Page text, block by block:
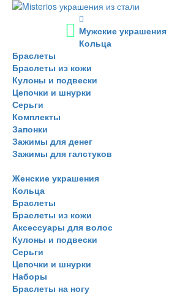
Мужские украшения
Кольца
Браслеты
Браслеты из кожи
Кулоны и подвески
Цепочки и шнурки
Серьги
Комплекты
Запонки
Зажимы для денег
Зажимы для галстуков
Женские украшения
Кольца
Браслеты
Браслеты из кожи
Аксессуары для волос
Кулоны и подвески
Серьги
Цепочки и шнурки
Наборы
Браслеты на ногу